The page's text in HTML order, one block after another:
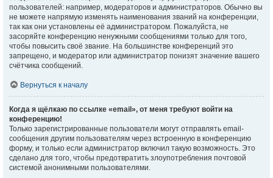
пользователей: например, модераторов и администраторов. Обычно вы
не можете напрямую изменять наименования званий на конференции,
так как они установлены её администратором. Пожалуйста, не
засоряйте конференцию ненужными сообщениями только для того,
чтобы повысить своё звание. На большинстве конференций это
запрещено, и модератор или администратор понизят значение вашего
счётчика сообщений.
Вернуться к началу
Когда я щёлкаю по ссылке «email», от меня требуют войти на
конференцию!
Только зарегистрированные пользователи могут отправлять email-
сообщения другим пользователям через встроенную в конференцию
форму, и только если администратор включил такую возможность. Это
сделано для того, чтобы предотвратить злоупотребления почтовой
системой анонимными пользователями.